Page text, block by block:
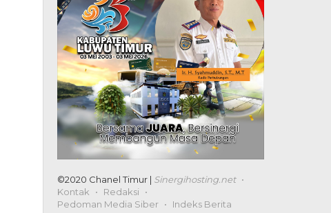
©2020 Chanel Timur | Sinergihosting.net
Kontak
Redaksi
Pedoman Media Siber
Indeks Berita